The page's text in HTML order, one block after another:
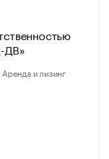
ДВ»
Аренда и лизинг